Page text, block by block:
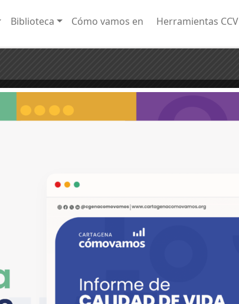
Biblioteca Cómo vamos en Herramientas CCV
Social 2023
que involucra la interacción de diferentes miembros de la sociedad [...]
¡20 años monitoreando los cambios en
la calidad de vida de los cartageneros y
cartageneras!